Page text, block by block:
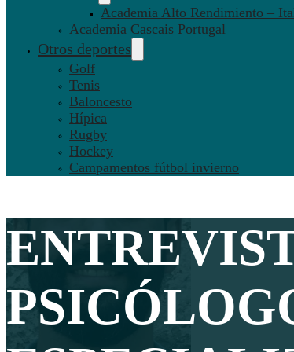
Academia Alto Rendimiento –
Academia Cascais Portugal
Otros deportes
Golf
Tenis
Baloncesto
Hípica
Rugby
Hockey
Campamentos fútbol invierno